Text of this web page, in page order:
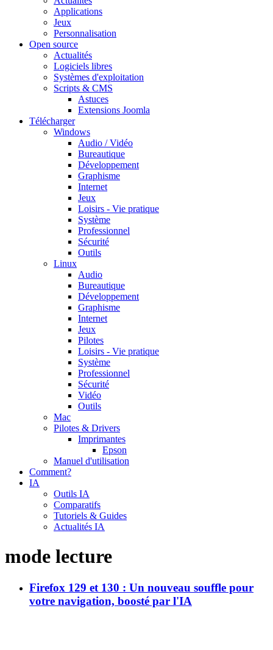
Applications
Jeux
Personnalisation
Open source
Actualités
Logiciels libres
Systèmes d'exploitation
Scripts & CMS
Astuces
Extensions Joomla
Télécharger
Windows
Audio / Vidéo
Bureautique
Développement
Graphisme
Internet
Jeux
Loisirs - Vie pratique
Système
Professionnel
Sécurité
Outils
Linux
Audio
Bureautique
Développement
Graphisme
Internet
Jeux
Pilotes
Loisirs - Vie pratique
Système
Professionnel
Sécurité
Vidéo
Outils
Mac
Pilotes & Drivers
Imprimantes
Epson
Manuel d'utilisation
Comment?
IA
Outils IA
Comparatifs
Tutoriels & Guides
Actualités IA
mode lecture
Firefox 129 et 130 : Un nouveau souffle pour
votre navigation, boosté par l'IA